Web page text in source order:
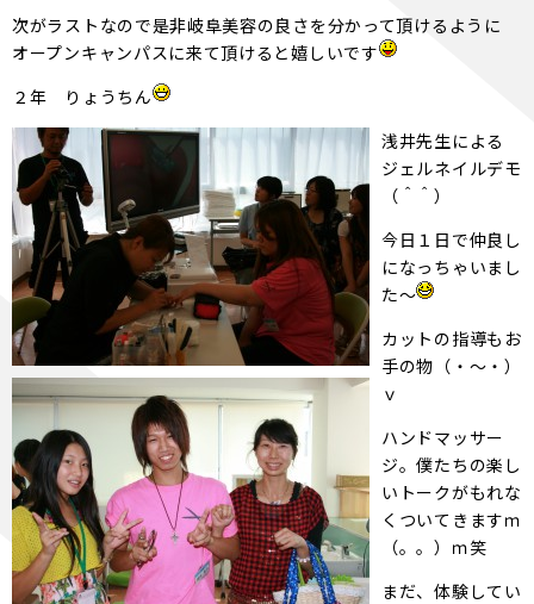
次がラストなので是非岐阜美容の良さを分かって頂けるように
オープンキャンパスに来て頂けると嬉しいです
２年 りょうちん
浅井先生による
ジェルネイルデモ
（＾＾）
今日１日で仲良し
になっちゃいまし
た～
カットの指導もお
手の物（・～・）
ｖ
ハンドマッサー
ジ。僕たちの楽し
いトークがもれな
くついてきますｍ
（。。）ｍ笑
まだ、体験してい